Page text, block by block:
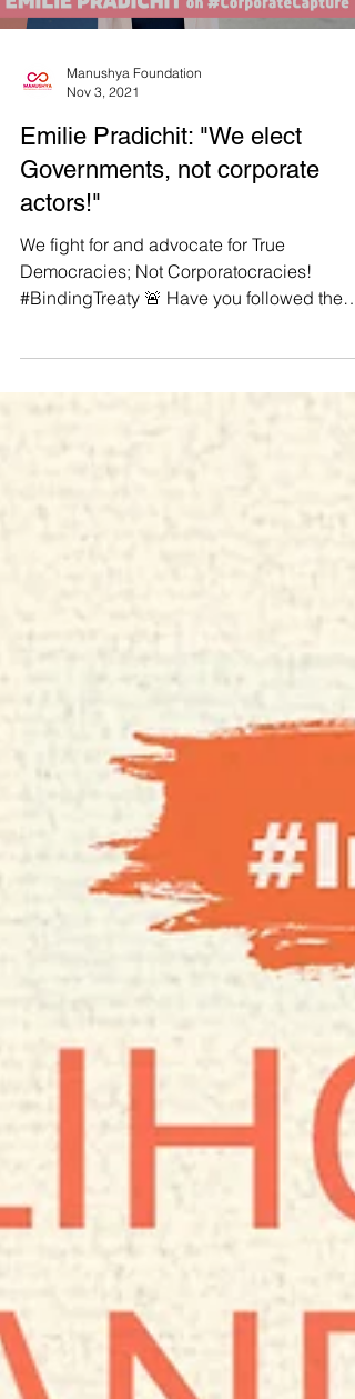
Nov 3, 2021
Emilie Pradichit: "We elect
Governments, not corporate
actors!"
We fight for and advocate for True
Democracies; Not Corporatocracies!
negotiations of the very...